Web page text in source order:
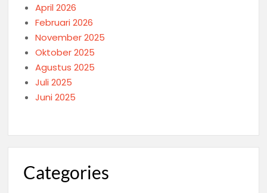
April 2026
Februari 2026
November 2025
Oktober 2025
Agustus 2025
Juli 2025
Juni 2025
Categories